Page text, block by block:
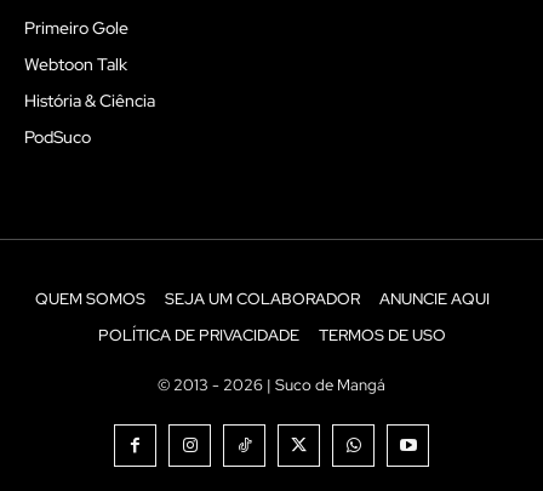
Primeiro Gole
Webtoon Talk
História & Ciência
PodSuco
QUEM SOMOS SEJA UM COLABORADOR
ANUNCIE AQUI
POLÍTICA DE PRIVACIDADE
TERMOS DE USO
© 2013 - 2026 | Suco de Mangá